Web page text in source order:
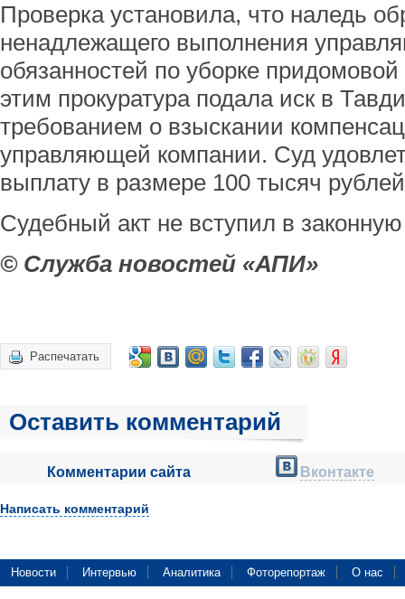
Проверка установила, что наледь
ненадлежащего выполнения
обязанностей по уборке
этим прокуратура подала иск в
требованием о взыскании
управляющей компании. Суд
выплату в размере 100 тысяч
Судебный акт не вступил в
© Служба новостей «АПИ»
Распечатать
Оставить комментарий
Комментарии сайта Вконтакте
Написать комментарий
Новости Интервью Аналитика Фоторепортаж О нас